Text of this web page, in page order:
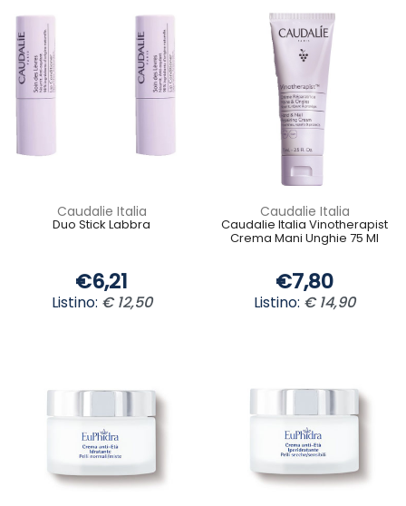
Caudalie Italia
Duo Stick Labbra
€6,21
Listino: € 12,50
Caudalie Italia
Caudalie Italia Vinotherapist
Crema Mani Unghie 75 Ml
€7,80
Listino: € 14,90